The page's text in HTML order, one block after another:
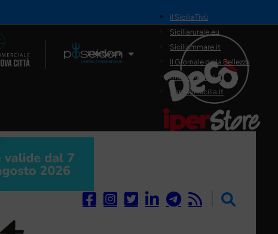
Il Network
il SiciliaTivù
Siciliarurale.eu
Siciliammare.it
Il Giornale della Bellezza
Siciliamedica.it
Sanitainsicilia.it